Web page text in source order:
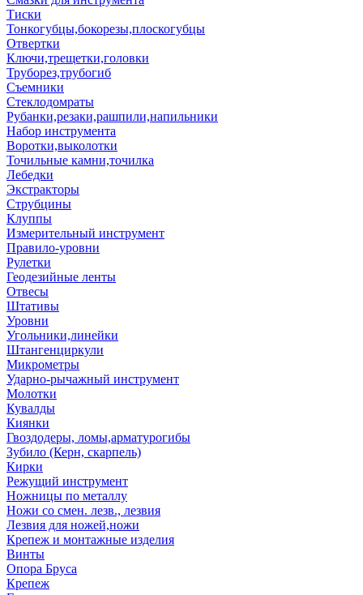
Тиски
Тонкогубцы,бокорезы,плоскогубцы
Отвертки
Ключи,трещетки,головки
Труборез,трубогиб
Съемники
Стеклодомраты
Рубанки,резаки,рашпили,напильники
Набор инструмента
Воротки,выколотки
Точильные камни,точилка
Лебедки
Экстракторы
Струбцины
Клуппы
Измерительный инструмент
Правило-уровни
Рулетки
Геодезийные ленты
Отвесы
Штативы
Уровни
Угольники,линейки
Штангенциркули
Микрометры
Ударно-рычажный инструмент
Молотки
Кувалды
Киянки
Гвоздодеры, ломы,арматурогибы
Зубило (Керн, скарпель)
Кирки
Режущий инструмент
Ножницы по металлу
Ножи со смен. лезв., лезвия
Лезвия для ножей,ножи
Крепеж и монтажные изделия
Винты
Опора Бруса
Крепеж